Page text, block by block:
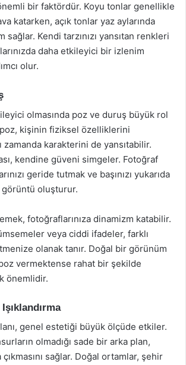
bir faktördür. Koyu tonlar genellikle
katarken, açık tonlar yaz aylarında
Kendi tarzınızı yansıtan renkleri
daha etkileyici bir izlenim
olur.
olmasında poz ve duruş büyük rol
kişinin fiziksel özelliklerini
zamanda karakterini de yansıtabilir.
kendine güveni simgeler. Fotoğraf
geride tutmak ve başınızı yukarıda
oluşturur.
fotoğraflarınıza dinamizm katabilir.
veya ciddi ifadeler, farklı
olanak tanır. Doğal bir görünüm
vermektense rahat bir şekilde
önemlidir.
genel estetiği büyük ölçüde etkiler.
olmadığı sade bir arka plan,
sağlar. Doğal ortamlar, şehir